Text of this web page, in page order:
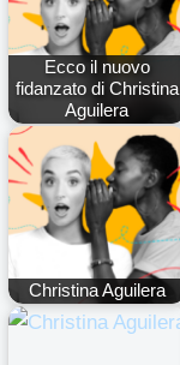
Ecco il nuovo
fidanzato di Christina
Aguilera
Christina Aguilera